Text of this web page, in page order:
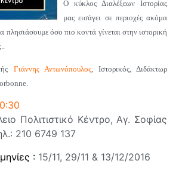
Ο κύκλος Διαλέξεων Ιστορίας
μας εισάγει σε περιοχές ακόμα
πλησιάσουμε όσο πιο κοντά γίνεται στην ιστορική
Γιάννης Αντωνόπουλος, Ιστορικός, Διδάκτωρ
Πολιτιστικό Κέντρο, Αγ. Σοφίας
210 6749 137
: 15/11, 29/11 & 13/12/2016